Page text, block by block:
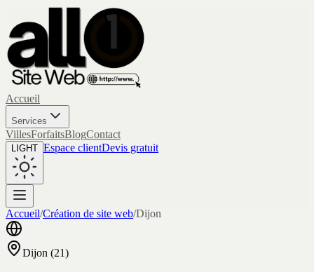
Accueil
Services
VillesForfaitsBlogContact
LIGHT Espace clientDevis gratuit
Accueil/Création de site web/Dijon
Dijon (21)